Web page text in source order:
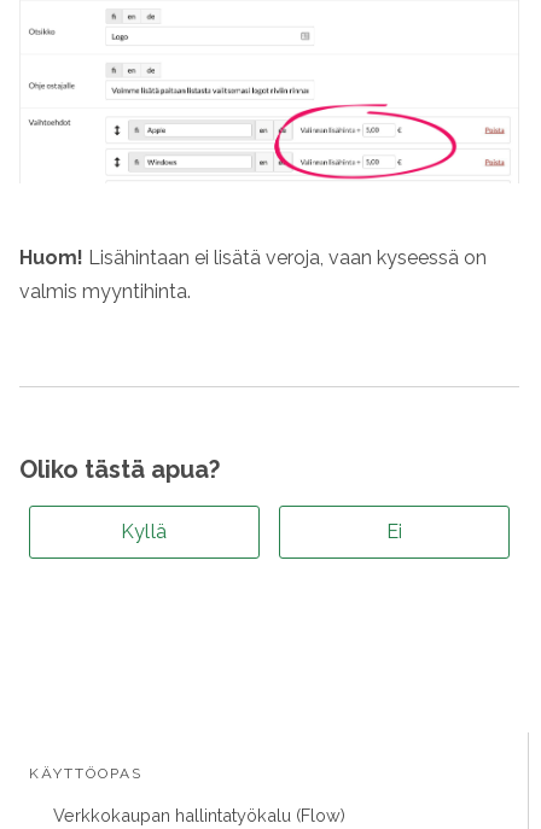
KÄYTTÖOPAS
Verkkokaupan hallintatyökalu (Flow)
Huom! Lisähintaan ei lisätä veroja, vaan kyseessä on
valmis myyntihinta.
Oliko tästä apua?
Kyllä Ei